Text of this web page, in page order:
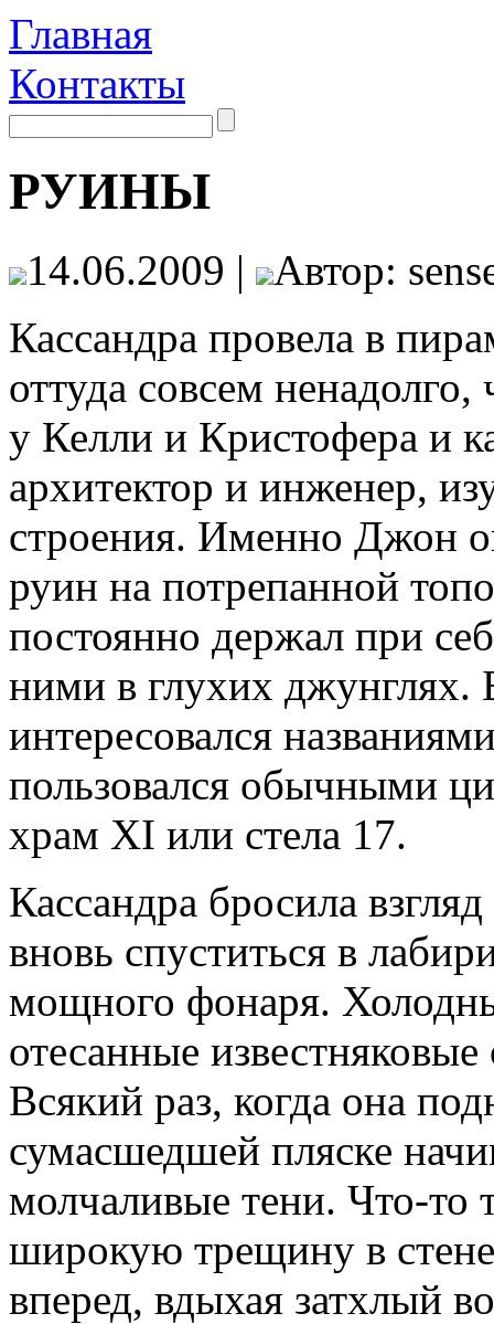
Главная
Контакты
РУИНЫ
14.06.2009 |
Автор:
Кассандра провела в
оттуда совсем
у Келли и Кристофера и
архитектор и инженер,
строения. Именно Джон
руин на потрепанной
постоянно держал при
ними в глухих
интере­совался
пользовался обычными
храм XI или стела 17.
Кассандра бросила
вновь спуститься в
мощного фонаря.
отесанные
Всякий раз, когда она
сумасшедшей пляске
молча­ливые тени. Что-то
широкую трещину в
вперед, вдыхая затхлый